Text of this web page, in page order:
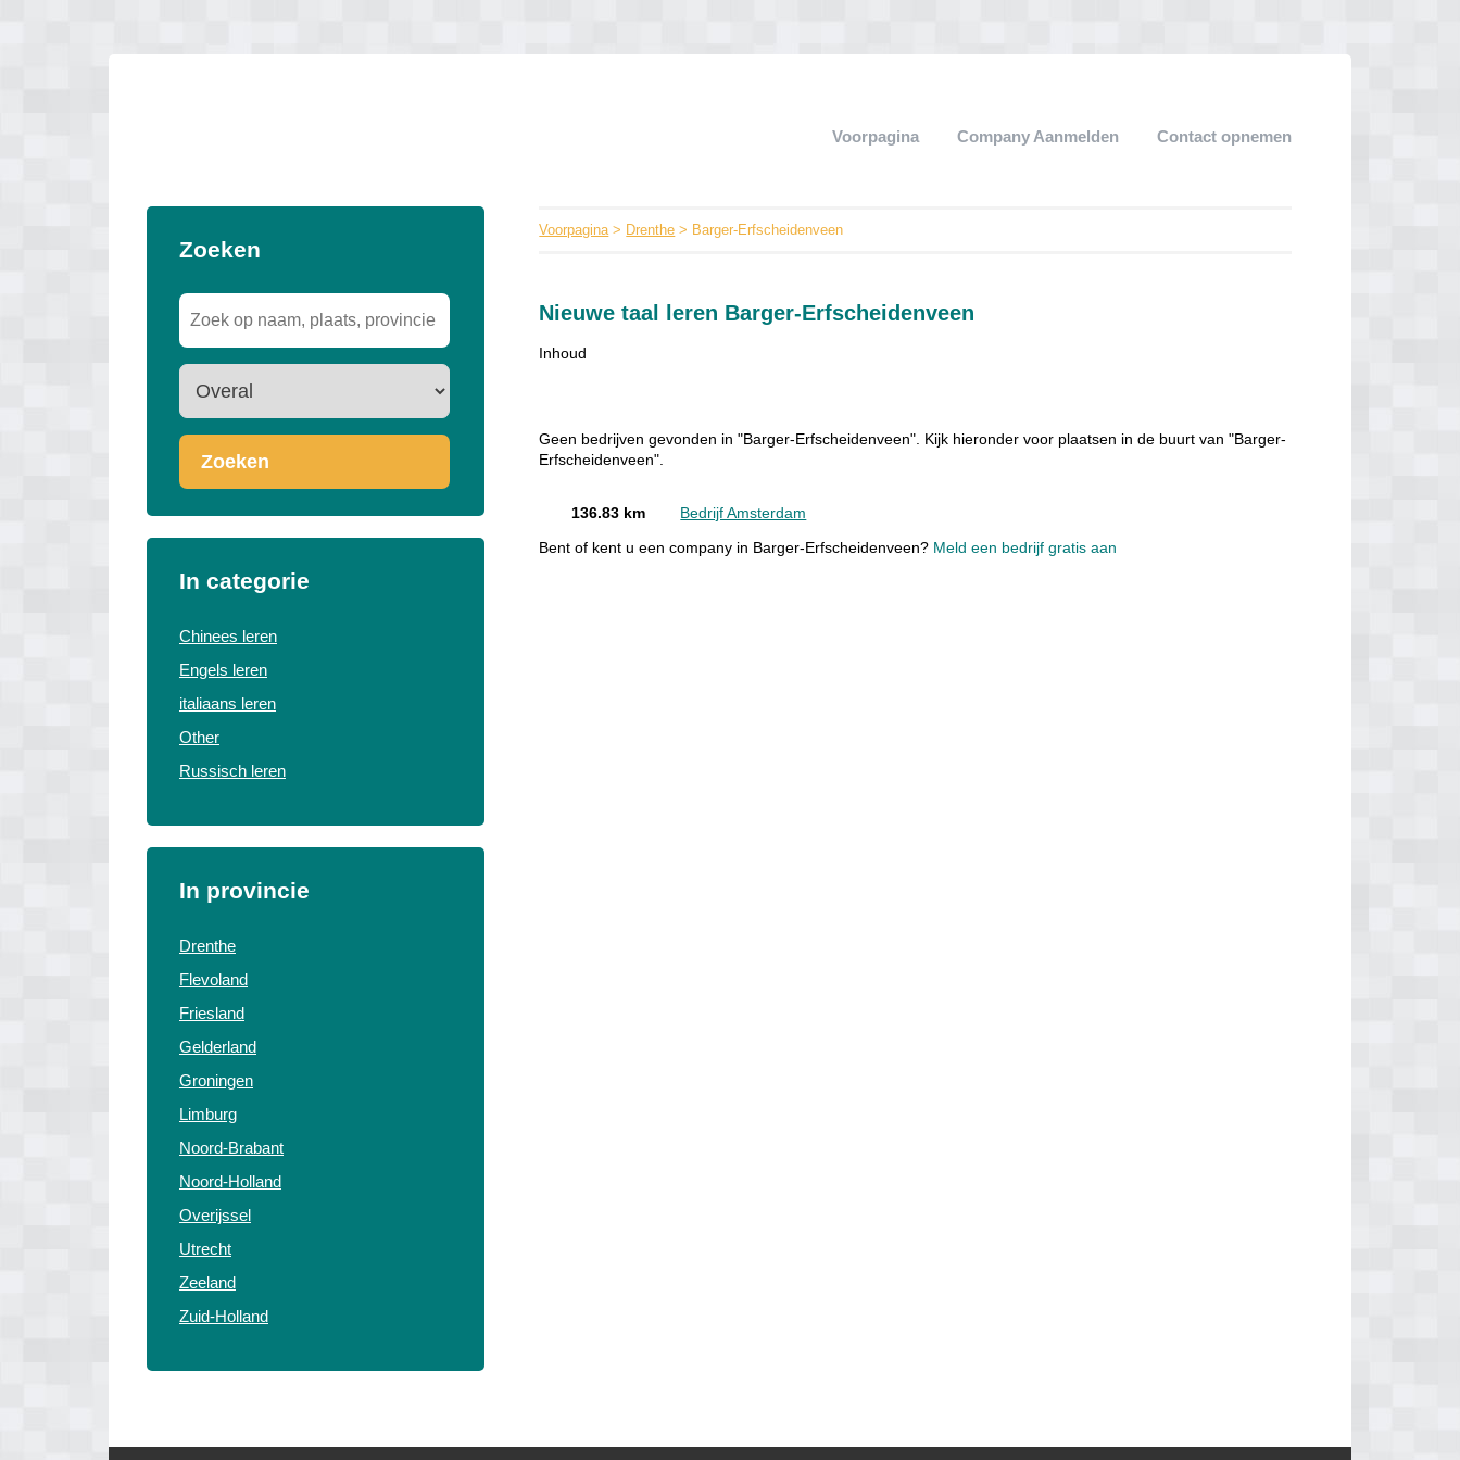
Voorpagina Company Aanmelden Contact opnemen
Zoeken
Zoeken
In categorie
Chinees leren
Engels leren
italiaans leren
Other
Russisch leren
In provincie
Drenthe
Flevoland
Friesland
Gelderland
Groningen
Limburg
Noord-Brabant
Noord-Holland
Overijssel
Utrecht
Zeeland
Zuid-Holland
Voorpagina> Drenthe > Barger-Erfscheidenveen
Nieuwe taal leren Barger-Erfscheidenveen
Inhoud
Geen bedrijven gevonden in "Barger-Erfscheidenveen". Kijk hieronder voor plaatsen in de buurt van "Barger-
Erfscheidenveen".
136.83 km Bedrijf Amsterdam
Bent of kent u een company in Barger-Erfscheidenveen? Meld een bedrijf gratis aan